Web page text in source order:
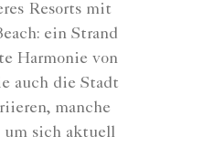
Resorts mit
ein Strand
Harmonie von
auch die Stadt
manche
um sich aktuell